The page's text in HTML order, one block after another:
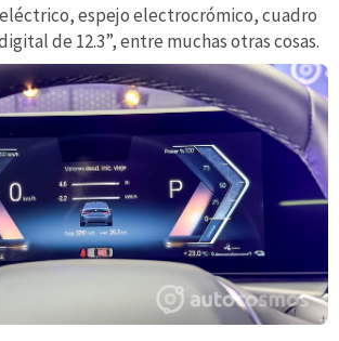
espejo electrocrómico, cuadro
de 12.3”, entre muchas otras cosas.